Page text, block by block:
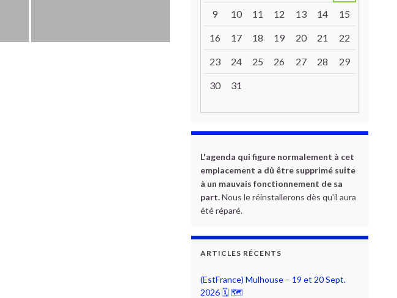
9 10 11 12 13 14 15
16 17 18 19 20 21 22
23 24 25 26 27 28 29
30 31
L'agenda qui figure normalement à cet
emplacement a dû être supprimé suite
à un mauvais fonctionnement de sa
part.Nous le réinstallerons dès qu'il aura
été réparé.
ARTICLES RÉCENTS
(EstFrance) Mulhouse – 19 et 20 Sept.
2026 🗓 🗺